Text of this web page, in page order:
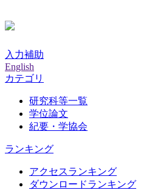
入力補助
English
カテゴリ
研究科等一覧
学位論文
紀要・学協会
ランキング
アクセスランキング
ダウンロードランキング